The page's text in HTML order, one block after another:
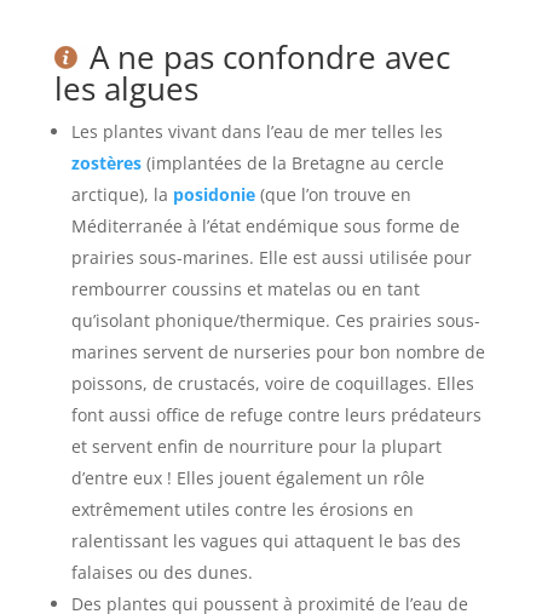
A ne pas confondre avec
les algues
Les plantes vivant dans l’eau de mer telles les
zostères(implantées de la Bretagne au cercle
arctique), la posidonie(que l’on trouve en
Méditerranée à l’état endémique sous forme de
prairies sous-marines. Elle est aussi utilisée pour
rembourrer coussins et matelas ou en tant
qu’isolant phonique/thermique. Ces prairies sous-
marines servent de nurseries pour bon nombre de
poissons, de crustacés, voire de coquillages. Elles
font aussi office de refuge contre leurs prédateurs
et servent enfin de nourriture pour la plupart
d’entre eux ! Elles jouent également un rôle
extrêmement utiles contre les érosions en
ralentissant les vagues qui attaquent le bas des
falaises ou des dunes.
Des plantes qui poussent à proximité de l’eau de